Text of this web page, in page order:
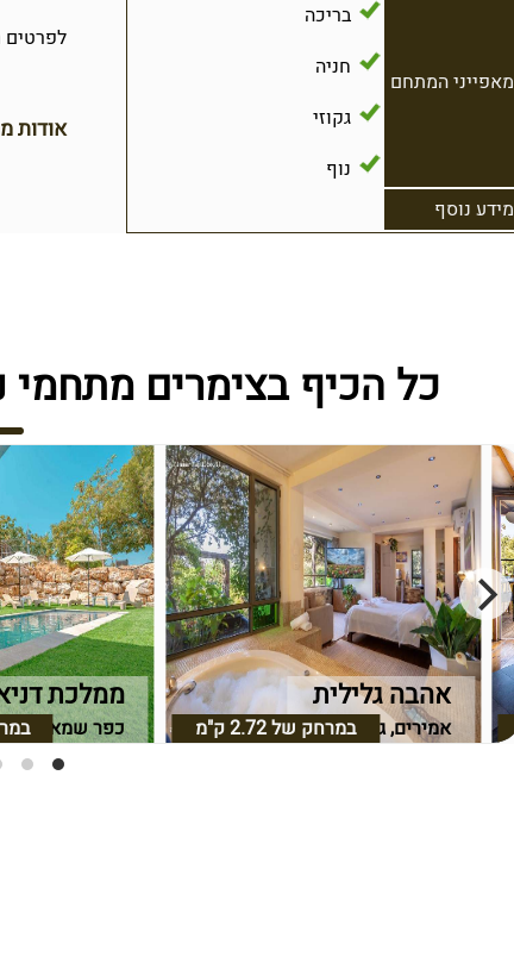
מאפייני המתחם
בריכה
חניה
גקוזי
נוף
מידע נוסף
אודות
כל הכיף בצימרים מתחמי
ממלכת
כפר שמאי, גליל
אהבה גלילית
אמירים, גליל עליון
במרחק של2.72 ק"מ